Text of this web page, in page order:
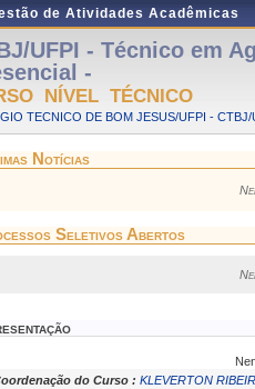
de Atividades Acadêmicas
UFPI - Técnico em
-
NÍVEL TÉCNICO
TECNICO DE BOM JESUS/UFPI - CTBJ/
Notícias
Seletivos Abertos
do Curso : KLEVERTON